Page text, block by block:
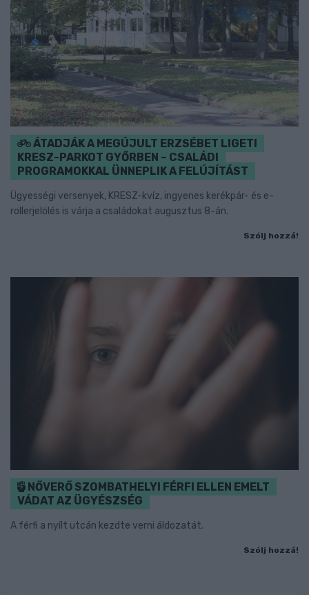
ÁTADJÁK A MEGÚJULT ERZSÉBET LIGETI
KRESZ-PARKOT GYŐRBEN – CSALÁDI
PROGRAMOKKAL ÜNNEPLIK A FELÚJÍTÁST
Ügyességi versenyek, KRESZ-kvíz, ingyenes kerékpár- és e-
rollerjelölés is várja a családokat augusztus 8-án.
Szólj hozzá!
NŐVERŐ SZOMBATHELYI FÉRFI ELLEN EMELT
VÁDAT AZ ÜGYÉSZSÉG
A férfi a nyílt utcán kezdte verni áldozatát.
Szólj hozzá!